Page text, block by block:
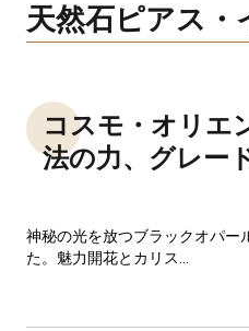
天然石ピアス
コスモ・オリエ
法の力、グレー
神秘の光を放つブラックオパー
た。魅力開花とカリス...